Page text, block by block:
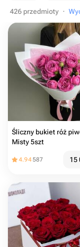
426 przedmioty ·
Śliczny bukiet róż
Misty 5szt
4.94587 15